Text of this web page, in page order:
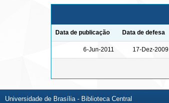
Data de publicação Data de defesa
6-Jun-2011 17-Dez-2009
Universidade de Brasília - Biblioteca Central